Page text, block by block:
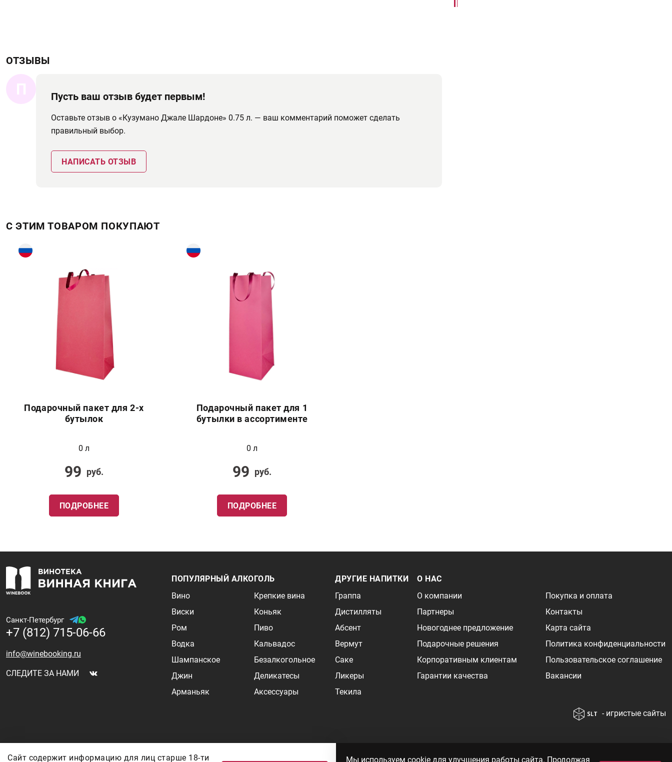
ОТЗЫВЫ
П Пусть ваш отзыв будет первым!
Оставьте отзыв о «Кузумано Джале Шардоне» 0.75 л. — ваш комментарий поможет сделать
правильный выбор.
НАПИСАТЬ ОТЗЫВ
С ЭТИМ ТОВАРОМ ПОКУПАЮТ
Подарочный пакет для 2-х
бутылок
0 л
99 руб.
ПОДРОБНЕЕ
Подарочный пакет для 1
бутылки в ассортименте
0 л
99 руб.
ПОДРОБНЕЕ
Санкт-Петербург
+7 (812) 715-06-66
info@winebooking.ru
СЛЕДИТЕ ЗА НАМИ
ПОПУЛЯРНЫЙ АЛКОГОЛЬ
Вино
Виски
Ром
Водка
Шампанское
Джин
Арманьяк
Крепкие вина
Коньяк
Пиво
Кальвадос
Безалкогольное
Деликатесы
Аксессуары
ДРУГИЕ НАПИТКИ
Граппа
Дистилляты
Абсент
Вермут
Саке
Ликеры
Текила
О НАС
О компании
Партнеры
Новогоднее предложение
Подарочные решения
Корпоративным клиентам
Гарантии качества
Покупка и оплата
Контакты
Карта сайта
Политика конфиденциальности
Пользовательское соглашение
Вакансии
- игристые сайты
Информация о ценах и наличии товаров носит ознакомительный характер и может быть не точной. Цены на импортные товары особенно сильно зависят от курса © 2010—2026 «WINEBOOK»
Сайт содержит информацию для лиц старше 18-ти Мы используем cookie для улучшения работы сайта. Продолжая